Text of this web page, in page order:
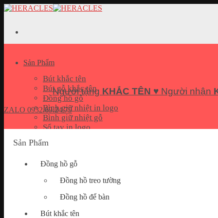
Skip
Sản Phẩm
Bút khắc tên
Bút gỗ khắc tên
Đồng hồ gỗ
Bình giữ nhiệt in logo
Bình giữ nhiệt gỗ
Sổ tay in logo
Pin sạc dự phòng in logo
Móc khoá khắc tên
Hộp đựng name card
Quà tặng doanh nghiệp
Bài Viết
Người tặng KHẮC TÊN ♥ Người nhận
ZALO 0932.69.24.79
Sản Phẩm
Đồng hồ gỗ
Đồng hồ treo tường
Đồng hồ để bàn
Bút khắc tên